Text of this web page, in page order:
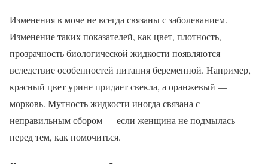
Изменения в моче не всегда связаны с заболеванием.
Изменение таких показателей, как цвет, плотность,
прозрачность биологической жидкости появляются
вследствие особенностей питания беременной. Например,
красный цвет урине придает свекла, а оранжевый —
морковь. Мутность жидкости иногда связана с
неправильным сбором — если женщина не подмылась
перед тем, как помочиться.